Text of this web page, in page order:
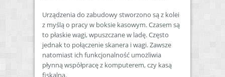
Urządzenia do zabudowy stworzono są z kolei
z myślą o pracy w boksie kasowym. Czasem są
to płaskie wagi, wpuszczane w ladę. Często
jednak to połączenie skanera i wagi. Zawsze
natomiast ich funkcjonalność umożliwia
płynną współpracę z komputerem, czy kasą
fiskalną.